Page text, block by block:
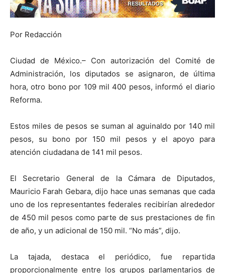
Por Redacción
Ciudad de México.– Con autorización del Comité de
Administración, los diputados se asignaron, de última
hora, otro bono por 109 mil 400 pesos, informó el diario
Reforma.
Estos miles de pesos se suman al aguinaldo por 140 mil
pesos, su bono por 150 mil pesos y el apoyo para
atención ciudadana de 141 mil pesos.
El Secretario General de la Cámara de Diputados,
Mauricio Farah Gebara, dijo hace unas semanas que cada
uno de los representantes federales recibirían alrededor
de 450 mil pesos como parte de sus prestaciones de fin
de año, y un adicional de 150 mil. “No más”, dijo.
La tajada, destaca el periódico, fue repartida
proporcionalmente entre los grupos parlamentarios de